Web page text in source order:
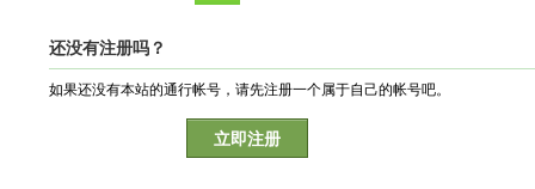
还没有注册吗？
如果还没有本站的通行帐号，请先注册一个属于自己的帐号吧。
立即注册